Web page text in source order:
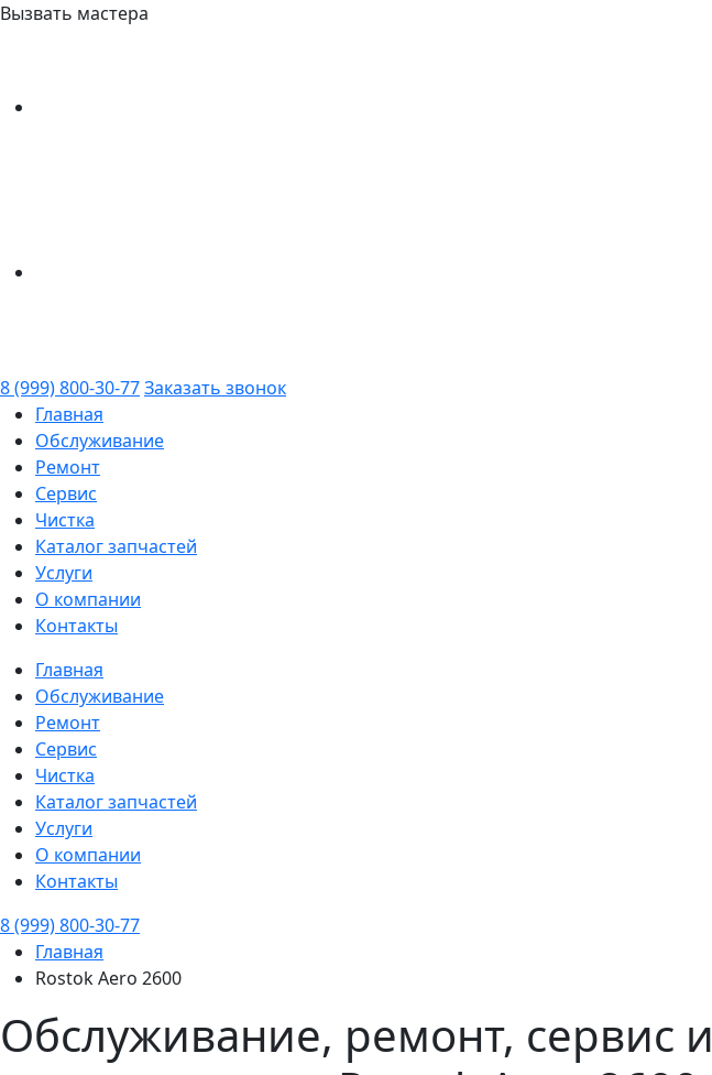
Вызвать мастера
8 (999) 800-30-77Заказать звонок
Главная
Обслуживание
Ремонт
Сервис
Чистка
Каталог запчастей
Услуги
О компании
Контакты
Главная
Обслуживание
Ремонт
Сервис
Чистка
Каталог запчастей
Услуги
О компании
Контакты
8 (999) 800-30-77
Главная
Rostok Aero 2600
Обслуживание, ремонт, сервис и